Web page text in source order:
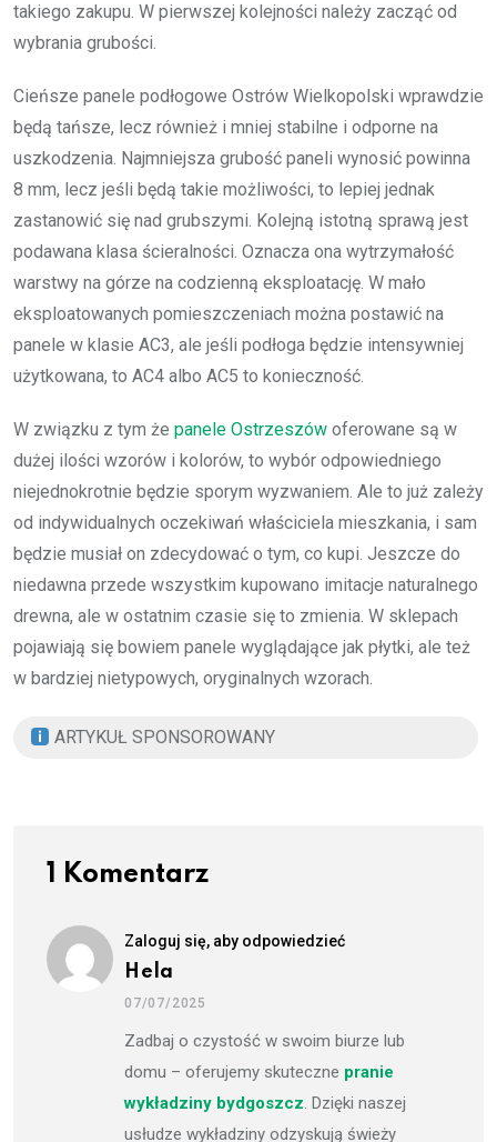
takiego zakupu. W pierwszej kolejności należy zacząć od
wybrania grubości.
Cieńsze panele podłogowe Ostrów Wielkopolski wprawdzie
będą tańsze, lecz również i mniej stabilne i odporne na
uszkodzenia. Najmniejsza grubość paneli wynosić powinna
8 mm, lecz jeśli będą takie możliwości, to lepiej jednak
zastanowić się nad grubszymi. Kolejną istotną sprawą jest
podawana klasa ścieralności. Oznacza ona wytrzymałość
warstwy na górze na codzienną eksploatację. W mało
eksploatowanych pomieszczeniach można postawić na
panele w klasie AC3, ale jeśli podłoga będzie intensywniej
użytkowana, to AC4 albo AC5 to konieczność.
W związku z tym że panele Ostrzeszów oferowane są w
dużej ilości wzorów i kolorów, to wybór odpowiedniego
niejednokrotnie będzie sporym wyzwaniem. Ale to już zależy
od indywidualnych oczekiwań właściciela mieszkania, i sam
będzie musiał on zdecydować o tym, co kupi. Jeszcze do
niedawna przede wszystkim kupowano imitacje naturalnego
drewna, ale w ostatnim czasie się to zmienia. W sklepach
pojawiają się bowiem panele wyglądające jak płytki, ale też
w bardziej nietypowych, oryginalnych wzorach.
ARTYKUŁ SPONSOROWANY
1 Komentarz
Zaloguj się, aby odpowiedzieć
Hela
07/07/2025
Zadbaj o czystość w swoim biurze lub
domu – oferujemy skuteczne pranie
wykładziny bydgoszcz. Dzięki naszej
usłudze wykładziny odzyskują świeży